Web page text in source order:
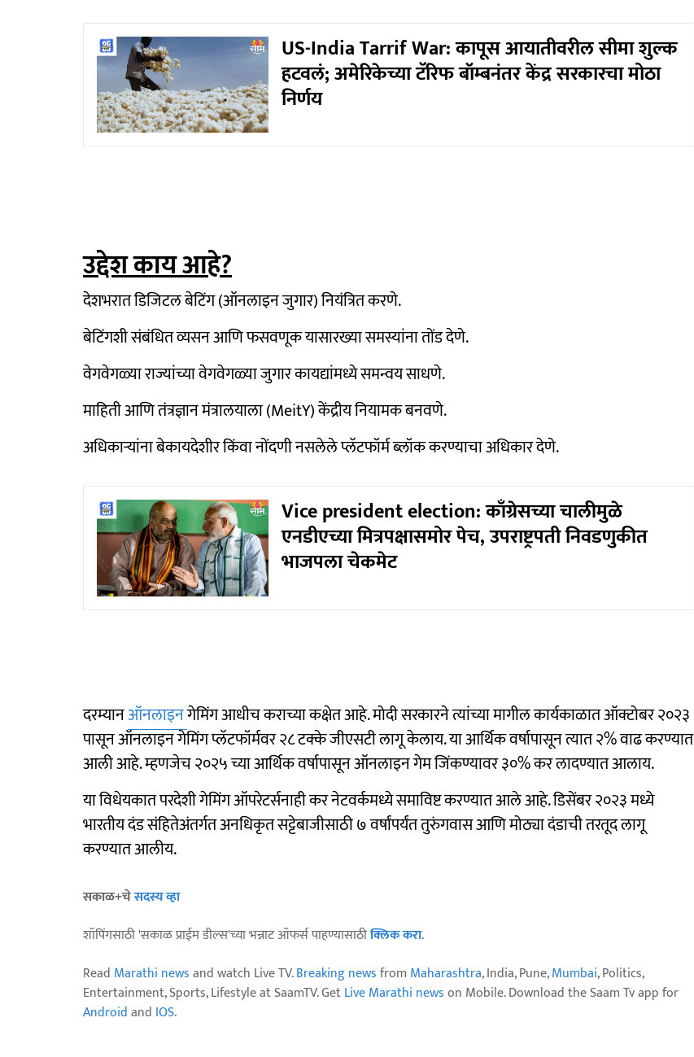
US-India Tarrif War: कापूस आयातीवरील सीमा शुल्क
हटवलं; अमेरिकेच्या टॅरिफ बॉम्बनंतर केंद्र सरकारचा मोठा
निर्णय
उद्देश काय आहे?
देशभरात डिजिटल बेटिंग (ऑनलाइन जुगार) नियंत्रित करणे.
बेटिंगशी संबंधित व्यसन आणि फसवणूक यासारख्या समस्यांना तोंड देणे.
वेगवेगळ्या राज्यांच्या वेगवेगळ्या जुगार कायद्यांमध्ये समन्वय साधणे.
माहिती आणि तंत्रज्ञान मंत्रालयाला (MeitY) केंद्रीय नियामक बनवणे.
अधिकाऱ्यांना बेकायदेशीर किंवा नोंदणी नसलेले प्लॅटफॉर्म ब्लॉक करण्याचा अधिकार देणे.
Vice president election: काँग्रेसच्या चालीमुळे
एनडीएच्या मित्रपक्षासमोर पेच, उपराष्ट्रपती निवडणुकीत
भाजपला चेकमेट
दरम्यानऑनलाइनगेमिंग आधीच कराच्या कक्षेत आहे. मोदी सरकारने त्यांच्या मागील कार्यकाळात ऑक्टोबर २०२३
पासून ऑनलाइन गेमिंग प्लॅटफॉर्मवर २८ टक्के जीएसटी लागू केलाय. या आर्थिक वर्षापासून त्यात २% वाढ करण्यात
आली आहे. म्हणजेच २०२५ च्या आर्थिक वर्षापासून ऑनलाइन गेम जिंकण्यावर ३०% कर लादण्यात आलाय.
या विधेयकात परदेशी गेमिंग ऑपरेटर्सनाही कर नेटवर्कमध्ये समाविष्ट करण्यात आले आहे. डिसेंबर २०२३ मध्ये
भारतीय दंड संहितेअंतर्गत अनधिकृत सट्टेबाजीसाठी ७ वर्षांपर्यंत तुरुंगवास आणि मोठ्या दंडाची तरतूद लागू
करण्यात आलीय.
सकाळ+चेसदस्य व्हा
शॉपिंगसाठी 'सकाळ प्राईम डील्स'च्या भन्नाट ऑफर्स पाहण्यासाठीक्लिक करा.
Read Marathi newsand watch Live TV.Breaking newsfrom Maharashtra, India, Pune,Mumbai, Politics,
Entertainment, Sports, Lifestyle at SaamTV. GetLive Marathi newson Mobile. Download the Saam Tv app for
Androidand IOS.